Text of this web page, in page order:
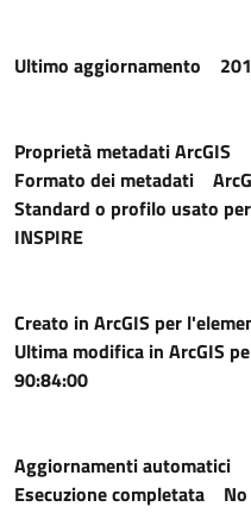
Ultimo aggiornamento
Proprietà metadati ArcGIS
Formato dei metadati
Standard o profilo usato
INSPIRE
Creato in ArcGIS per
Ultima modifica in ArcGIS
90:84:00
Aggiornamenti automatici
Esecuzione completata No